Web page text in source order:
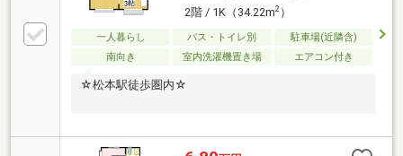
2階 / 1K（34.22m2）
一人暮らし バス・トイレ別
駐車場(近隣含)
南向き
室内洗濯機置き場 エアコン付き
☆松本駅徒歩圏内☆